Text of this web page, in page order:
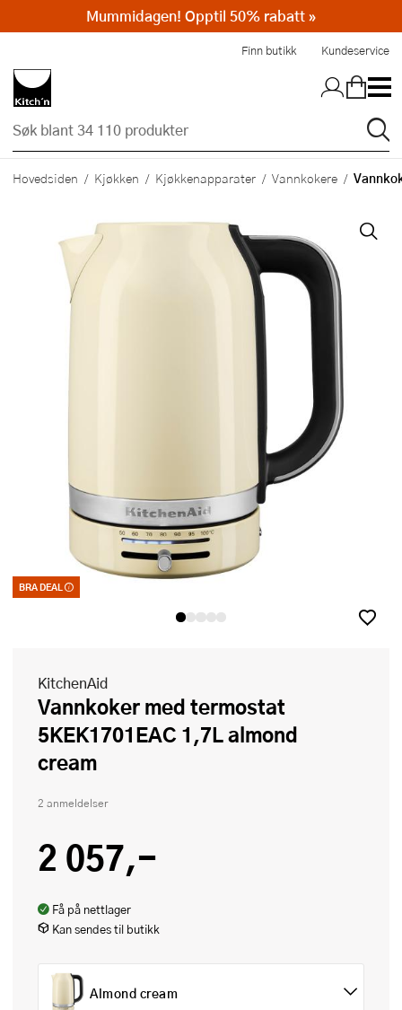
Finn butikk Kundeservice
Hovedsiden Kjøkken Kjøkkenapparater Vannkokere
BRA DEAL
Bra deal – merkelappen som garanterer et godt kjøp. Kan ikke
med kuponger eller andre tilbud
KitchenAid
Vannkoker med termostat
5KEK1701EAC 1,7L almond
cream
2 anmeldelser
2 057,-
Få på nettlager
Kan sendes til butikk
Almond cream
Mummidagen! Opptil 50% rabatt »